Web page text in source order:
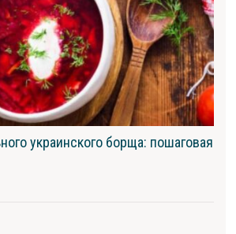
украинского борща: пошаговая